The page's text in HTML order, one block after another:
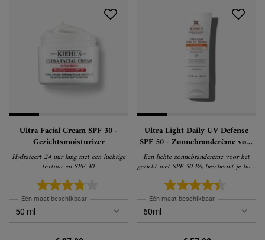
Ultra Facial Cream SPF 30 -
Gezichtsmoisturizer
Hydrateert 24 uur lang met een luchtige
textuur en SPF 30.
Eén maat beschikbaar
Ultra Light Daily UV Defense
SPF 50 - Zonnebrandcrème voor
het Gezicht
Een lichte zonnebrandcrème voor het
gezicht met SPF 50 PA, beschermt je huid
tegen vervuiling
Eén maat beschikbaar